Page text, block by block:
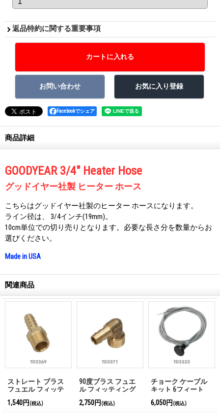
返品特約に関する重要事項
Facebookでシェア
商品詳細
GOODYEAR 3/4" Heater Hose
グッドイヤー社製 ヒーター ホース
こちらはグッドイヤー社製のヒーター ホースになります。
ライン径は、 3/4インチ(19mm)。
10cm単位での切り売りとなります。必要な長さ分を数量からお
選びください。
Made in USA
関連商品
ストレート ブラス
フュエル フィッテ
1,540円 (税込)
90度ブラス フュエ
ル フィッティング
2,750円 (税込)
チョーク ケーブル
キット 6フィート
6,050円 (税込)